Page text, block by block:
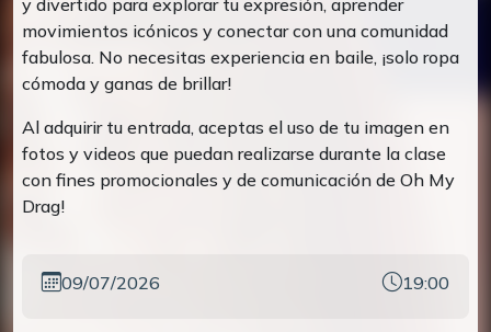
y divertido para explorar tu expresión, aprender
movimientos icónicos y conectar con una comunidad
fabulosa. No necesitas experiencia en baile, ¡solo ropa
cómoda y ganas de brillar!
Al adquirir tu entrada, aceptas el uso de tu imagen en
fotos y videos que puedan realizarse durante la clase
con fines promocionales y de comunicación de Oh My
Drag!
09/07/2026 19:00